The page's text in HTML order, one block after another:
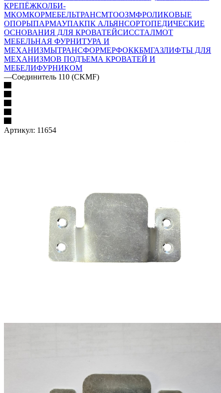
КРЕПЁЖКОЛБИ-
МКОМКОРМЕБЕЛЬТРАНСMTOОЗМФРОЛИКОВЫЕ
ОПОРЫПАРМАУПАКПК АЛЬЯНСОРТОПЕДИЧЕСКИЕ
ОСНОВАНИЯ ДЛЯ КРОВАТЕЙСИССТАЛМОТ
МЕБЕЛЬНАЯ ФУРНИТУРА И
МЕХАНИЗМЫТРАНСФОРМЕРФОККБМГАЗЛИФТЫ ДЛЯ
МЕХАНИЗМОВ ПОДЪЕМА КРОВАТЕЙ И
МЕБЕЛИФУРНИКОМ
—Соединитель 110 (CKMF)
Артикул: 11654